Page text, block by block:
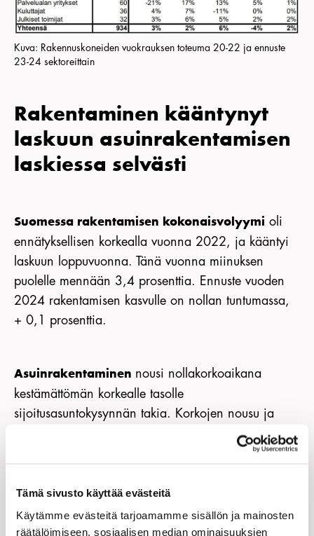
Tämä sivusto käyttää evästeitä
Käytämme evästeitä tarjoamamme sisällön ja mainosten
räätälöimiseen, sosiaalisen median ominaisuuksien
Kuva: Rakennuskoneiden vuokrauksen toteuma 20-22 ja ennuste
23-24 sektoreittain
Rakentaminen kääntynyt
laskuun asuinrakentamisen
laskiessa selvästi
Suomessa rakentamisen kokonaisvolyymi oli
ennätyksellisen korkealla vuonna 2022, ja kääntyi
laskuun loppuvuonna. Tänä vuonna miinuksen
puolelle mennään 3,4 prosenttia. Ennuste vuoden
2024 rakentamisen kasvulle on nollan tuntumassa,
+ 0,1 prosenttia.
Asuinrakentaminen nousi nollakorkoaikana
kestämättömän korkealle tasolle
sijoitusasuntokysynnän takia. Korkojen nousu ja
luottamuksen lasku heikensivät asuntojen kysyntää
voimakkaasti viime syksynä. Kysynnän laskun ja
asuntorakentamisen määrä vähenee vuosina 2023
ja 2024 yhteensä yli 20 prosenttia.
Kappalemääräisesti asuntorakentaminen vähentyy